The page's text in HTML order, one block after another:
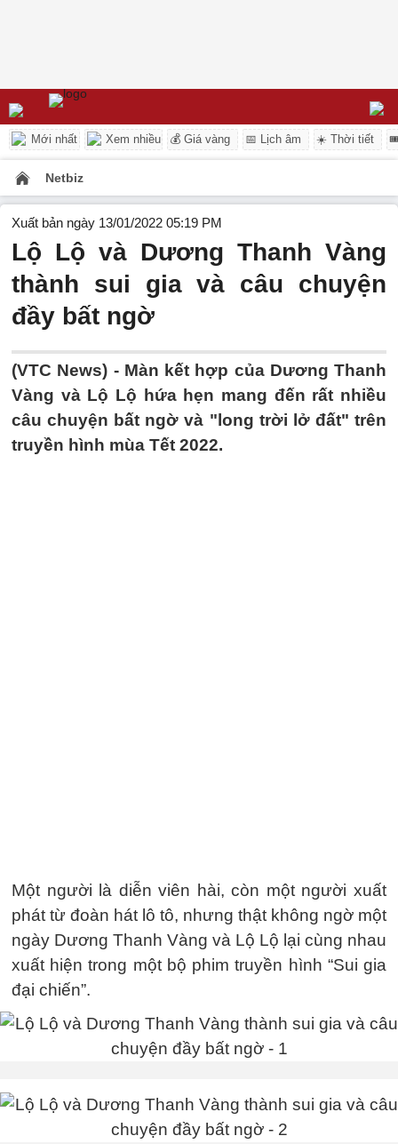
Mới nhất Xem nhiều 💰 Giá vàng 📅 Lịch âm ☀️ Thời tiết
Netbiz
Xuất bản ngày 13/01/2022 05:19 PM
Lộ Lộ và Dương Thanh Vàng
thành sui gia và câu chuyện
đầy bất ngờ
(VTC News) - Màn kết hợp của Dương Thanh
Vàng và Lộ Lộ hứa hẹn mang đến rất nhiều
câu chuyện bất ngờ và "long trời lở đất" trên
truyền hình mùa Tết 2022.
Một người là diễn viên hài, còn một người xuất
phát từ đoàn hát lô tô, nhưng thật không ngờ một
ngày Dương Thanh Vàng và Lộ Lộ lại cùng nhau
xuất hiện trong một bộ phim truyền hình “Sui gia
đại chiến”.